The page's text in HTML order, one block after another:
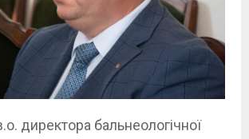
директора бальнеологічної